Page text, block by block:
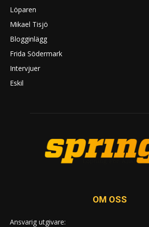
Löparen
Mikael Tisjö
Blogginlägg
Frida Södermark
Intervjuer
Eskil
OM OSS
Ansvarig utgivare: